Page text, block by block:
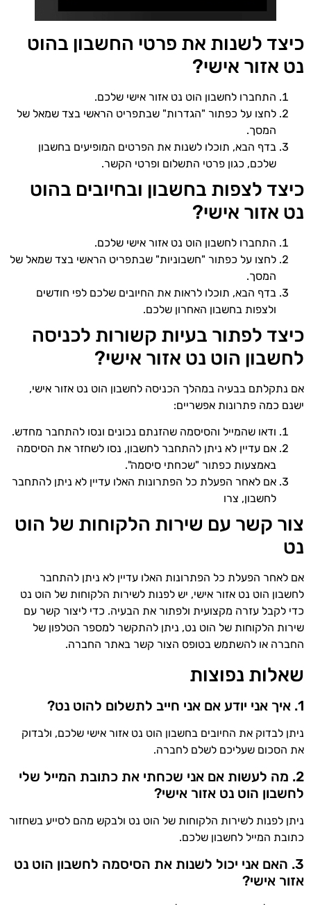
כיצד לשנות את פרטי החשבון בהוט
נט אזור אישי?
התחברו לחשבון הוט נט אזור אישי שלכם.
לחצו על כפתור "הגדרות" שבתפריט הראשי בצד שמאל של
המסך.
בדף הבא, תוכלו לשנות את הפרטים המופיעים בחשבון
שלכם, כגון פרטי התשלום ופרטי הקשר.
כיצד לצפות בחשבון ובחיובים בהוט
נט אזור אישי?
התחברו לחשבון הוט נט אזור אישי שלכם.
לחצו על כפתור "חשבוניות" שבתפריט הראשי בצד שמאל של
המסך.
בדף הבא, תוכלו לראות את החיובים שלכם לפי חודשים
ולצפות בחשבון האחרון שלכם.
כיצד לפתור בעיות קשורות לכניסה
לחשבון הוט נט אזור אישי?
אם נתקלתם בבעיה במהלך הכניסה לחשבון הוט נט אזור אישי,
ישנם כמה פתרונות אפשריים:
ודאו שהמייל והסיסמה שהזנתם נכונים ונסו להתחבר מחדש.
אם עדיין לא ניתן להתחבר לחשבון, נסו לשחזר את הסיסמה
באמצעות כפתור "שכחתי סיסמה".
אם לאחר הפעלת כל הפתרונות האלו עדיין לא ניתן להתחבר
לחשבון, צרו
צור קשר עם שירות הלקוחות של הוט
נט
אם לאחר הפעלת כל הפתרונות האלו עדיין לא ניתן להתחבר
לחשבון הוט נט אזור אישי, יש לפנות לשירות הלקוחות של הוט נט
כדי לקבל עזרה מקצועית ולפתור את הבעיה. כדי ליצור קשר עם
שירות הלקוחות של הוט נט, ניתן להתקשר למספר הטלפון של
החברה או להשתמש בטופס הצור קשר באתר החברה.
שאלות נפוצות
1. איך אני יודע אם אני חייב לתשלום להוט נט?
ניתן לבדוק את החיובים בחשבון הוט נט אזור אישי שלכם, ולבדוק
את הסכום שעליכם לשלם לחברה.
2. מה לעשות אם אני שכחתי את כתובת המייל שלי
לחשבון הוט נט אזור אישי?
ניתן לפנות לשירות הלקוחות של הוט נט ולבקש מהם לסייע בשחזור
כתובת המייל לחשבון שלכם.
3. האם אני יכול לשנות את הסיסמה לחשבון הוט נט
אזור אישי?